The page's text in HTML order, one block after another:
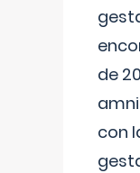
de
con